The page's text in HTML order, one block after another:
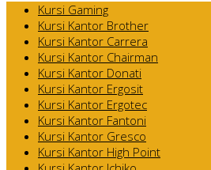
Kursi Gaming
Kursi Kantor Brother
Kursi Kantor Carrera
Kursi Kantor Chairman
Kursi Kantor Donati
Kursi Kantor Ergosit
Kursi Kantor Ergotec
Kursi Kantor Fantoni
Kursi Kantor Gresco
Kursi Kantor High Point